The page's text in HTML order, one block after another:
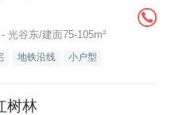
光谷东/建面75-105m²
地铁沿线 小户型
树林